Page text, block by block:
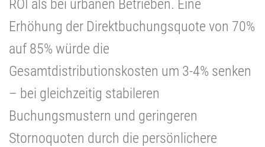
ROI als bei urbanen Betrieben. Eine
Erhöhung der Direktbuchungsquote von 70%
auf 85% würde die
Gesamtdistributionskosten um 3-4% senken
– bei gleichzeitig stabileren
Buchungsmustern und geringeren
Stornoquoten durch die persönlichere